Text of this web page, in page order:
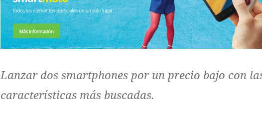
Lanzar dos smartphones por un precio bajo con
características más buscadas.